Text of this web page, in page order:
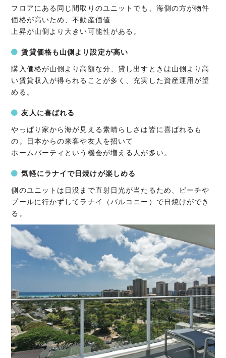
フロアにある同じ間取りのユニットでも、海側の方が物件
価格が高いため、不動産価値
上昇が山側より大きい可能性がある。
賃貸価格も山側より設定が高い
購入価格が山側より高額な分、貸し出すときは山側より高
い賃貸収入が得られることが多く、充実した資産運用が望
める。
友人に喜ばれる
やっぱり家から海が見える素晴らしさは皆に喜ばれるも
の。日本からの来客や友人を招いて
ホームパーティという機会が増える人が多い。
気軽にラナイで日焼けが楽しめる
側のユニットは日没まで直射日光が当たるため、ビーチや
プールに行かずしてラナイ（バルコニー）で日焼けができ
る。